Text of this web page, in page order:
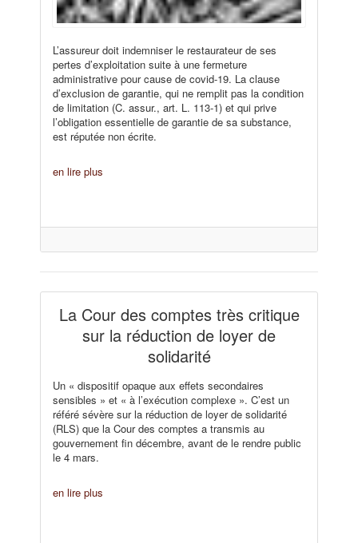
L’assureur doit indemniser le restaurateur de ses
pertes d’exploitation suite à une fermeture
administrative pour cause de covid-19. La clause
d’exclusion de garantie, qui ne remplit pas la condition
de limitation (C. assur., art. L. 113-1) et qui prive
l’obligation essentielle de garantie de sa substance,
est réputée non écrite.
en lire plus
La Cour des comptes très critique
sur la réduction de loyer de
solidarité
Un « dispositif opaque aux effets secondaires
sensibles » et « à l’exécution complexe ». C’est un
référé sévère sur la réduction de loyer de solidarité
(RLS) que la Cour des comptes a transmis au
gouvernement fin décembre, avant de le rendre public
le 4 mars.
en lire plus